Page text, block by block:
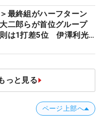
最終組がハーフターン
二郎らが首位グループ
は1打差5位 伊澤利光
】
っと見る
ページ上部へ